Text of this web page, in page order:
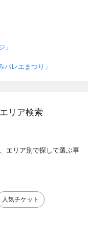
」
レエまつり」
リア検索
エリア別で探して選ぶ事
人気チケット